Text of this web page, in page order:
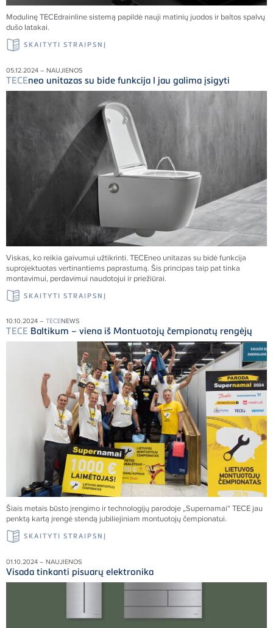
ModulinęTECEdrainline sistemą papildė nauji matinių juodos ir baltos spalvų
dušo latakai.
SKAITYTI STRAIPSNĮ
05.12.2024 – NAUJIENOS
TECEneo unitazas su bide funkcija I jau galima įsigyti
Viskas, ko reikia gaivumui užtikrinti. TECEneo unitazas su bidė funkcija
suprojektuotas vertinantiems paprastumą. Šis principas taip pat tinka
montavimui, perdavimui naudotojui ir priežiūrai.
SKAITYTI STRAIPSNĮ
10.10.2024 – TECENEWS
TECE Baltikum – viena iš Montuotojų čempionatų rengėjų
Šiais metais būsto įrengimo ir technologijų parodoje „Supernamai“TECE jau
penktą kartą įrengė stendą jubiliejiniam montuotojų čempionatui.
SKAITYTI STRAIPSNĮ
01.10.2024 – NAUJIENOS
Visada tinkanti pisuarų elektronika